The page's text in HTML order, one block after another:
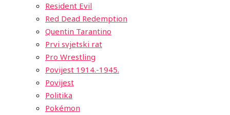
Resident Evil
Red Dead Redemption
Quentin Tarantino
Prvi svjetski rat
Pro Wrestling
Povijest 1914.-1945.
Povijest
Politika
Pokémon